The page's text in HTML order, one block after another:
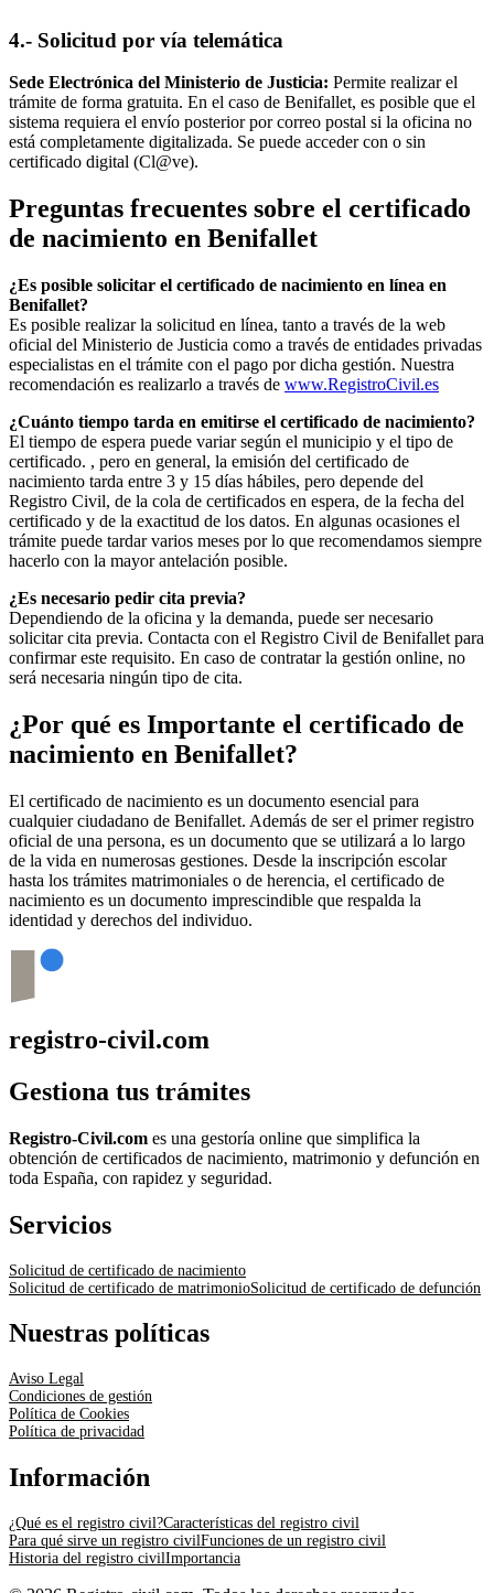
4.- Solicitud por vía telemática
Sede Electrónica del Ministerio de Justicia: Permite realizar el
trámite de forma gratuita. En el caso de Benifallet, es posible que el
sistema requiera el envío posterior por correo postal si la oficina no
está completamente digitalizada. Se puede acceder con o sin
certificado digital (Cl@ve).
Preguntas frecuentes sobre el certificado
de nacimiento en Benifallet
¿Es posible solicitar el certificado de nacimiento en línea en
Benifallet?
Es posible realizar la solicitud en línea, tanto a través de la web
oficial del Ministerio de Justicia como a través de entidades privadas
especialistas en el trámite con el pago por dicha gestión. Nuestra
recomendación es realizarlo a través de www.RegistroCivil.es
¿Cuánto tiempo tarda en emitirse el certificado de nacimiento?
El tiempo de espera puede variar según el municipio y el tipo de
certificado. , pero en general, la emisión del certificado de
nacimiento tarda entre 3 y 15 días hábiles, pero depende del
Registro Civil, de la cola de certificados en espera, de la fecha del
certificado y de la exactitud de los datos. En algunas ocasiones el
trámite puede tardar varios meses por lo que recomendamos siempre
hacerlo con la mayor antelación posible.
¿Es necesario pedir cita previa?
Dependiendo de la oficina y la demanda, puede ser necesario
solicitar cita previa. Contacta con el Registro Civil de Benifallet para
confirmar este requisito. En caso de contratar la gestión online, no
será necesaria ningún tipo de cita.
¿Por qué es Importante el certificado de
nacimiento en Benifallet?
El certificado de nacimiento es un documento esencial para
cualquier ciudadano de Benifallet. Además de ser el primer registro
oficial de una persona, es un documento que se utilizará a lo largo
de la vida en numerosas gestiones. Desde la inscripción escolar
hasta los trámites matrimoniales o de herencia, el certificado de
nacimiento es un documento imprescindible que respalda la
identidad y derechos del individuo.
registro-civil.com
Gestiona tus trámites
Registro-Civil.com es una gestoría online que simplifica la
obtención de certificados de nacimiento, matrimonio y defunción en
toda España, con rapidez y seguridad.
Servicios
Solicitud de certificado de nacimiento
Solicitud de certificado de matrimonioSolicitud de certificado de defunción
Nuestras políticas
Aviso Legal
Condiciones de gestión
Política de Cookies
Política de privacidad
Información
¿Qué es el registro civil?Características del registro civil
Para qué sirve un registro civilFunciones de un registro civil
Historia del registro civilImportancia